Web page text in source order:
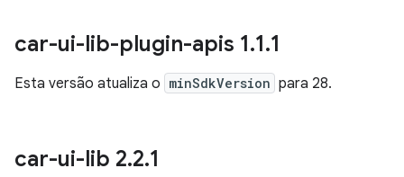
car-ui-lib-plugin-apis 1.1.1
Esta versão atualiza o minSdkVersion para 28.
car-ui-lib 2.2.1